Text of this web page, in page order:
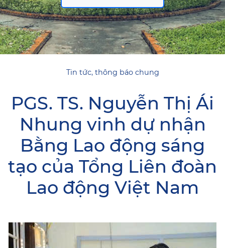
Tin tức, thông báo chung
PGS. TS. Nguyễn Thị Ái
Nhung vinh dự nhận
Bằng Lao động sáng
tạo của Tổng Liên đoàn
Lao động Việt Nam